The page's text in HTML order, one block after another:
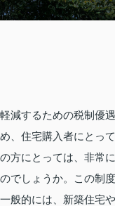
減するための税制優
、住宅購入者にとっ
方にとっては、非常に
でしょうか。この制
般的には、新築住宅